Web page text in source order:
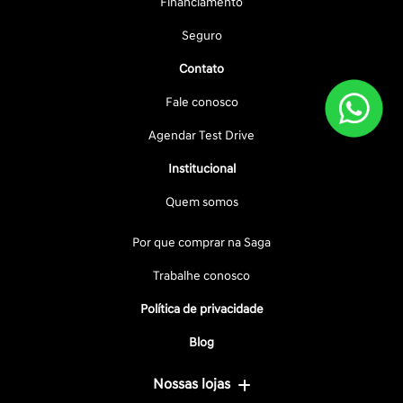
Seguro
Contato
Fale conosco
Agendar Test Drive
Institucional
Quem somos
Por que comprar na Saga
Trabalhe conosco
Política de privacidade
Blog
Nossas lojas